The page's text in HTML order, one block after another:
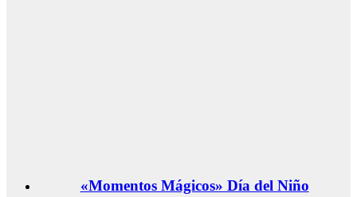
«Momentos Mágicos» Día del Niño